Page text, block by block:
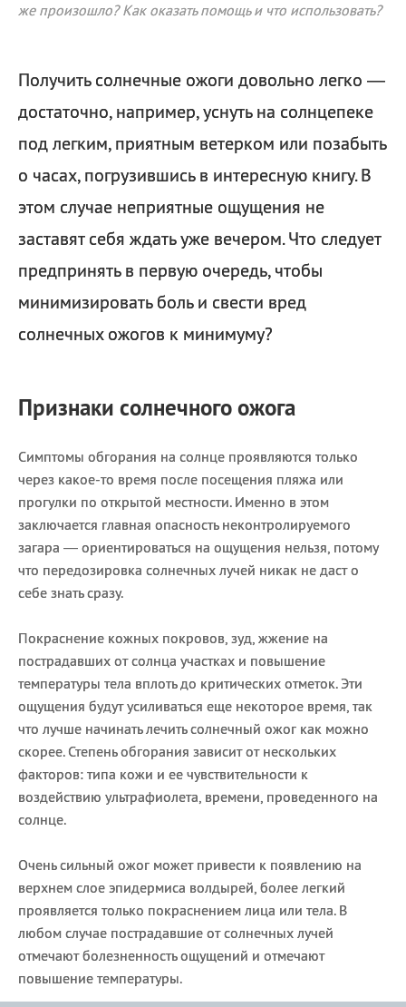
же произошло? Как оказать помощь и что использовать?
Получить солнечные ожоги довольно легко —
достаточно, например, уснуть на солнцепеке
под легким, приятным ветерком или позабыть
о часах, погрузившись в интересную книгу. В
этом случае неприятные ощущения не
заставят себя ждать уже вечером. Что следует
предпринять в первую очередь, чтобы
минимизировать боль и свести вред
солнечных ожогов к минимуму?
Признаки солнечного ожога
Симптомы обгорания на солнце проявляются только
через какое-то время после посещения пляжа или
прогулки по открытой местности. Именно в этом
заключается главная опасность неконтролируемого
загара — ориентироваться на ощущения нельзя, потому
что передозировка солнечных лучей никак не даст о
себе знать сразу.
Покраснение кожных покровов, зуд, жжение на
пострадавших от солнца участках и повышение
температуры тела вплоть до критических отметок. Эти
ощущения будут усиливаться еще некоторое время, так
что лучше начинать лечить солнечный ожог как можно
скорее. Степень обгорания зависит от нескольких
факторов: типа кожи и ее чувствительности к
воздействию ультрафиолета, времени, проведенного на
солнце.
Очень сильный ожог может привести к появлению на
верхнем слое эпидермиса волдырей, более легкий
проявляется только покраснением лица или тела. В
любом случае пострадавшие от солнечных лучей
отмечают болезненность ощущений и отмечают
повышение температуры.